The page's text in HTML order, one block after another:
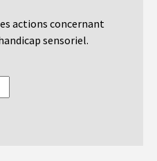
actions concernant
sensoriel.